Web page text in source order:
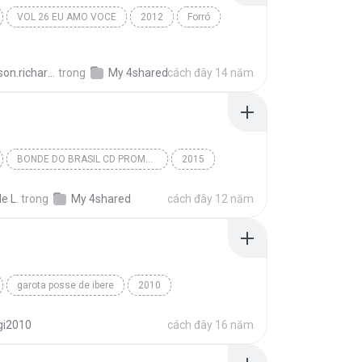
VOL 26 EU AMO VOCE 2012 Forró
trong My 4sharedcách đây 14 năm
BONDE DO BRASIL CD PROMOCIONAL 2015 2015
L. trong My 4shared cách đây 12 năm
garota posse de ibere 2010
cách đây 16 năm